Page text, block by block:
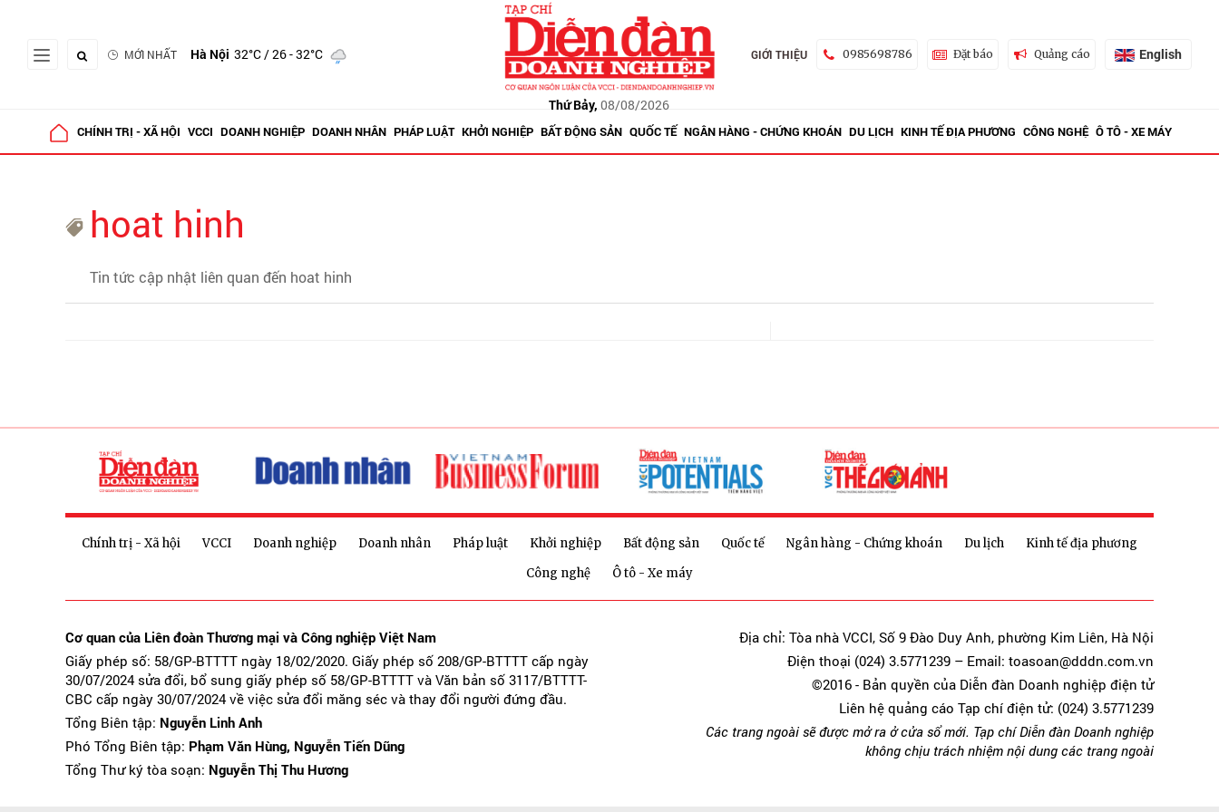
MỚI NHẤT Hà Nội 32°C/ 26 - 32°C
Thứ Bảy, 08/08/2026
GIỚI THIỆU 0985698786 Đặt báo Quảng cáo English
CHÍNH TRỊ - XÃ HỘI VCCI DOANH NGHIỆP DOANH NHÂN PHÁP LUẬT KHỞI NGHIỆP BẤT ĐỘNG SẢN QUỐC TẾ NGÂN HÀNG - CHỨNG KHOÁN DU LỊCH KINH TẾ ĐỊA PHƯƠNG CÔNG NGHỆ Ô TÔ - XE MÁY
hoat hinh
Tin tức cập nhật liên quan đến hoat hinh
Chính trị - Xã hội VCCI Doanh nghiệp Doanh nhân Pháp luật Khởi nghiệp Bất động sản Quốc tế Ngân hàng - Chứng khoán Du lịch
Kinh tế địa phương
Công nghệ
Ô tô - Xe máy
Cơ quan của Liên đoàn Thương mại và Công nghiệp Việt Nam
Giấy phép số: 58/GP-BTTTT ngày 18/02/2020. Giấy phép số 208/GP-BTTTT cấp ngày
30/07/2024 sửa đổi, bổ sung giấy phép số 58/GP-BTTTT và Văn bản số 3117/BTTTT-
CBC cấp ngày 30/07/2024 về việc sửa đổi măng séc và thay đổi người đứng đầu.
Tổng Biên tập: Nguyễn Linh Anh
Phó Tổng Biên tập: Phạm Văn Hùng, Nguyễn Tiến Dũng
Tổng Thư ký tòa soạn: Nguyễn Thị Thu Hương
Địa chỉ: Tòa nhà VCCI, Số 9 Đào Duy Anh, phường Kim Liên, Hà Nội
Điện thoại (024) 3.5771239 – Email: toasoan@dddn.com.vn
©2016 - Bản quyền của Diễn đàn Doanh nghiệp điện tử
Liên hệ quảng cáo Tạp chí điện tử: (024) 3.5771239
Các trang ngoài sẽ được mở ra ở cửa sổ mới. Tạp chí Diễn đàn Doanh nghiệp
không chịu trách nhiệm nội dung các trang ngoài